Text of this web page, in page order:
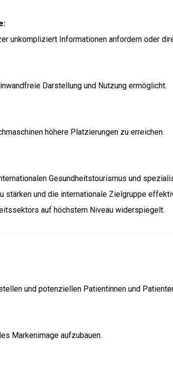
unkompliziert Informationen anfordern oder
Darstellung und Nutzung ermöglicht.
höhere Platzierungen zu erreichen.
Gesundheitstourismus und
und die internationale Zielgruppe
auf höchstem Niveau widerspiegelt.
und potenziellen Patientinnen und
Markenimage aufzubauen.